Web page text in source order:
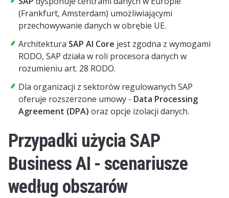
(Frankfurt, Amsterdam) umożliwiającymi
przechowywanie danych w obrębie UE.
Architektura SAP AI Core jest zgodna z wymogami
RODO, SAP działa w roli procesora danych w
rozumieniu art. 28 RODO.
Dla organizacji z sektorów regulowanych SAP
oferuje rozszerzone umowy - Data Processing
Agreement (DPA) oraz opcje izolacji danych.
Przypadki użycia SAP
Business AI - scenariusze
według obszarów